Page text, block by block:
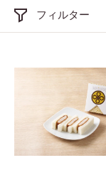
す
関
東
フィルター